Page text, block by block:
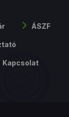
ÁSZF
Kapcsolat